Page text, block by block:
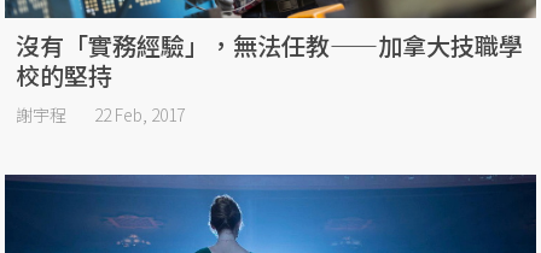
沒有「實務經驗」，無法任教——加拿大技職學
校的堅持
謝宇程 22 Feb, 2017